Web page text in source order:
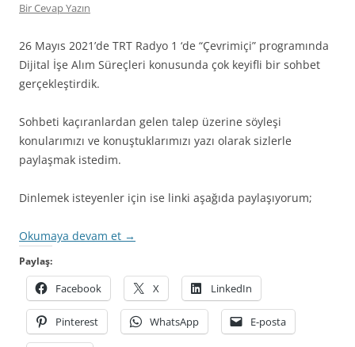
Bir Cevap Yazın
26 Mayıs 2021’de TRT Radyo 1 ‘de “Çevrimiçi” programında
Dijital İşe Alım Süreçleri konusunda çok keyifli bir sohbet
gerçekleştirdik.
Sohbeti kaçıranlardan gelen talep üzerine söyleşi
konularımızı ve konuştuklarımızı yazı olarak sizlerle
paylaşmak istedim.
Dinlemek isteyenler için ise linki aşağıda paylaşıyorum;
Okumaya devam et →
Paylaş:
Facebook X LinkedIn
Pinterest WhatsApp E-posta